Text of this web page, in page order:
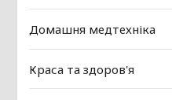
Домашня медтехніка
Краса та здоров'я